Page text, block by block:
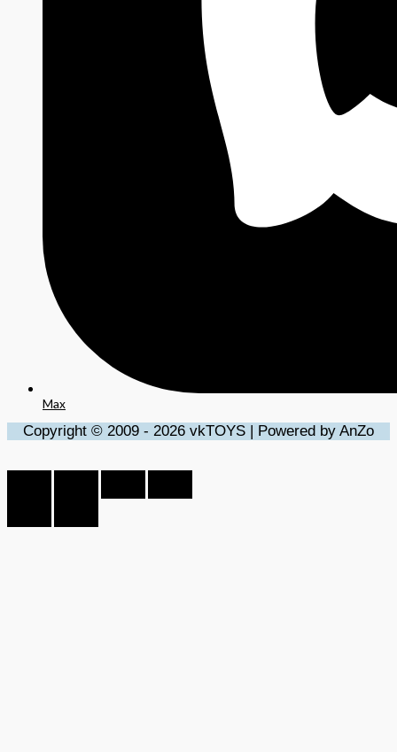
Max
Copyright © 2009 - 2026 vkTOYS | Powered by AnZo